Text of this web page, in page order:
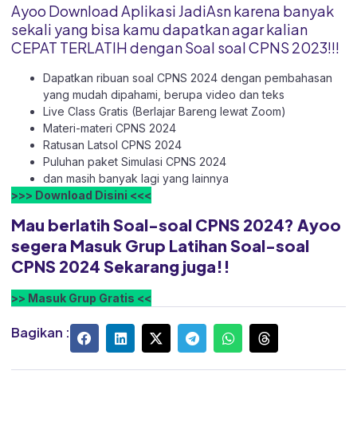
Ayoo Download Aplikasi JadiAsn karena banyak
sekali yang bisa kamu dapatkan agar kalian
CEPAT TERLATIH dengan Soal soal CPNS 2023!!!
Dapatkan ribuan soal CPNS 2024 dengan pembahasan
yang mudah dipahami, berupa video dan teks
Live Class Gratis (Berlajar Bareng lewat Zoom)
Materi-materi CPNS 2024
Ratusan Latsol CPNS 2024
Puluhan paket Simulasi CPNS 2024
dan masih banyak lagi yang lainnya
>>> Download Disini <<<
Mau berlatih Soal-soal CPNS 2024? Ayoo
segera Masuk Grup Latihan Soal-soal
CPNS 2024 Sekarang juga!!
>> Masuk Grup Gratis <<
Bagikan :